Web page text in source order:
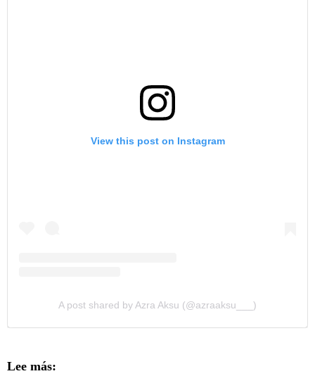
View this post on Instagram
A post shared by Azra Aksu (@azraaksu___)
Lee más: